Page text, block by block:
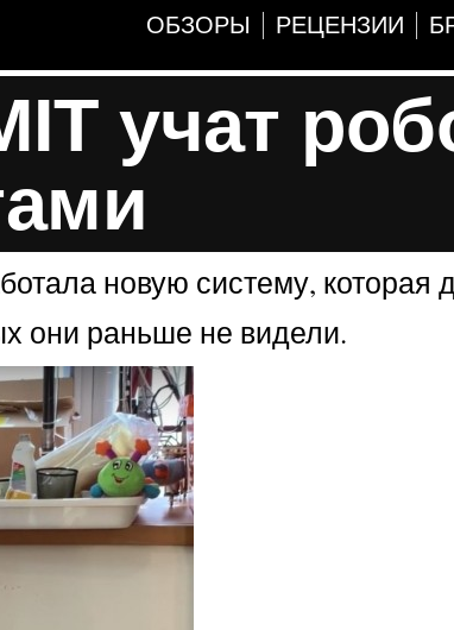
ОБЗОРЫ РЕЦЕНЗИИ
учат
новую систему, которая
они раньше не видели.